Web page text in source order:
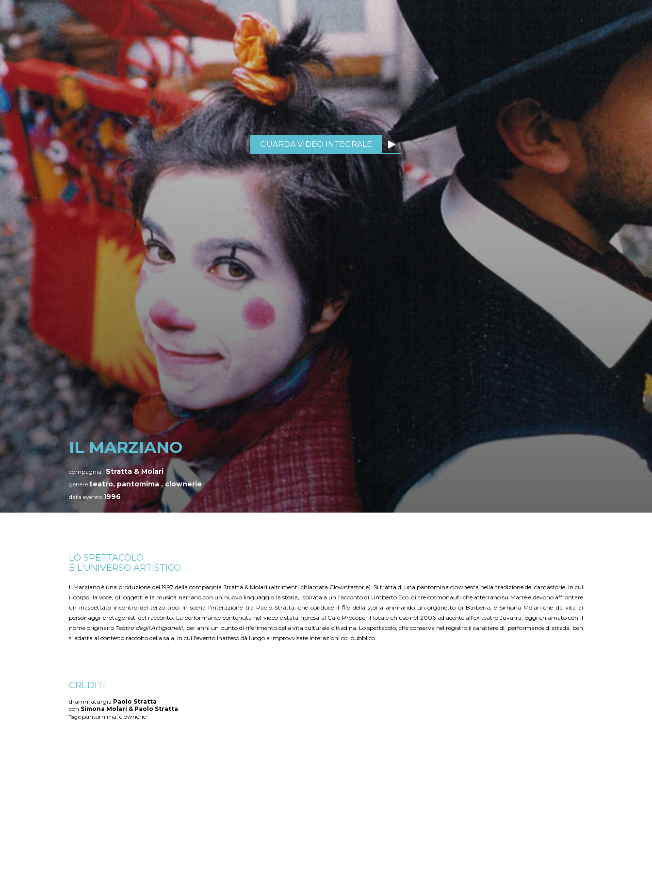
GUARDA VIDEO INTEGRALE
IL MARZIANO
compagnia: Stratta & Molari
genere teatro, pantomima , clownerie
data evento 1996
LO SPETTACOLO
E L'UNIVERSO ARTISTICO
Il Marziano è una produzione del 1997 della compagnia Stratta & Molari (altrimenti chiamata Clowntastorie). Si tratta di una pantomina clownesca nella tradizione dei cantastorie, in cui
il corpo, la voce, gli oggetti e la musica narrano con un nuovo linguaggio la storia, ispirata a un racconto di Umberto Eco, di tre cosmonauti che atterrano su Marte e devono affrontare
un inaspettato incontro del terzo tipo. In scena l'interazione tra Paolo Stratta, che conduce il filo della storia animando un organetto di Barberia, e Simona Molari che dà vita ai
personaggi protagonisti del racconto. La performance contenuta nel video è stata ripresa al Cafè Procope, il locale chiuso nel 2006 adiacente all'ex teatro Juvarra, oggi chiamato con il
nome originario Teatro degli Artigianelli, per anni un punto di riferimento della vita culturale cittadina. Lo spettacolo, che conserva nel registro il carattere di performance di strada, ben
si adatta al contesto raccolto della sala, in cui l'evento inatteso dà luogo a improvvisate interazioni col pubblico.
CREDITI
drammaturgia Paolo Stratta
con Simona Molari & Paolo Stratta
Tags: pantomima, clownerie